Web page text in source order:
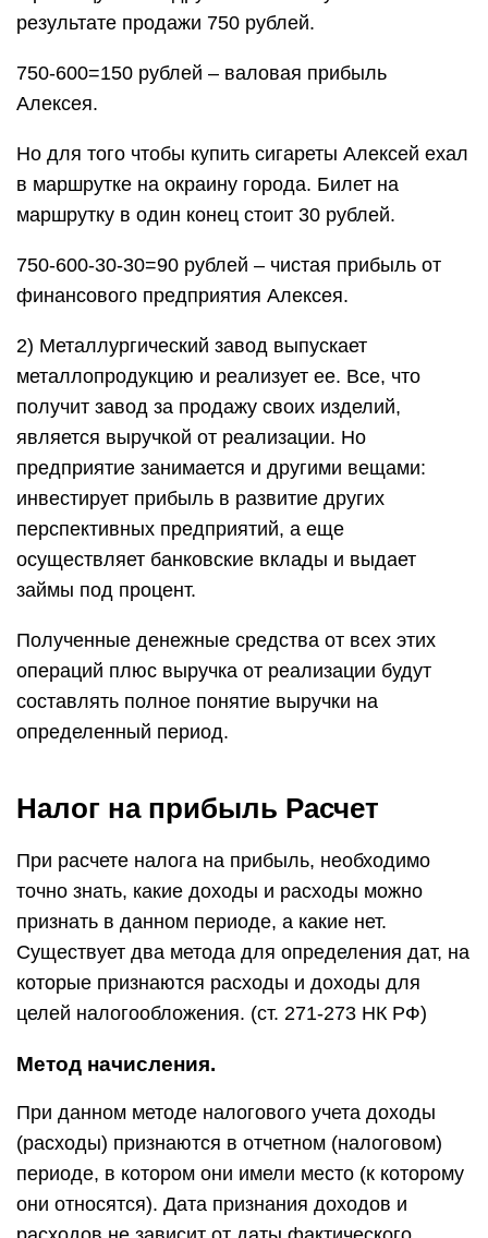
результате продажи 750 рублей.
750-600=150 рублей – валовая прибыль
Алексея.
Но для того чтобы купить сигареты Алексей ехал
в маршрутке на окраину города. Билет на
маршрутку в один конец стоит 30 рублей.
750-600-30-30=90 рублей – чистая прибыль от
финансового предприятия Алексея.
2) Металлургический завод выпускает
металлопродукцию и реализует ее. Все, что
получит завод за продажу своих изделий,
является выручкой от реализации. Но
предприятие занимается и другими вещами:
инвестирует прибыль в развитие других
перспективных предприятий, а еще
осуществляет банковские вклады и выдает
займы под процент.
Полученные денежные средства от всех этих
операций плюс выручка от реализации будут
составлять полное понятие выручки на
определенный период.
Налог на прибыль Расчет
При расчете налога на прибыль, необходимо
точно знать, какие доходы и расходы можно
признать в данном периоде, а какие нет.
Существует два метода для определения дат, на
которые признаются расходы и доходы для
целей налогообложения. (ст. 271-273 НК РФ)
Метод начисления.
При данном методе налогового учета доходы
(расходы) признаются в отчетном (налоговом)
периоде, в котором они имели место (к которому
они относятся). Дата признания доходов и